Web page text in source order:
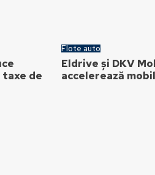
de
Flote auto
Eldrive și DKV
accelerează